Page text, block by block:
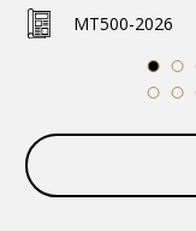
MT500-2026
1
2
11 12